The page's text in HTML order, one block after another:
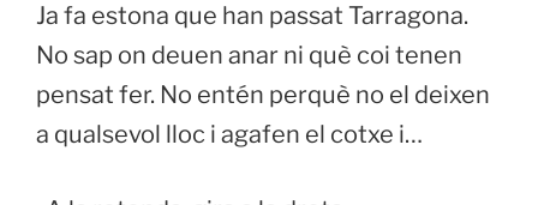
Ja fa estona que han passat Tarragona.
No sap on deuen anar ni què coi tenen
pensat fer. No entén perquè no el deixen
a qualsevol lloc i agafen el cotxe i…